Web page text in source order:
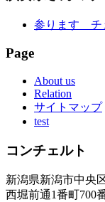
参ります チ
Page
About us
Relation
サイトマップ
test
コンチェルト
新潟県新潟市中央
西堀前通1番町700